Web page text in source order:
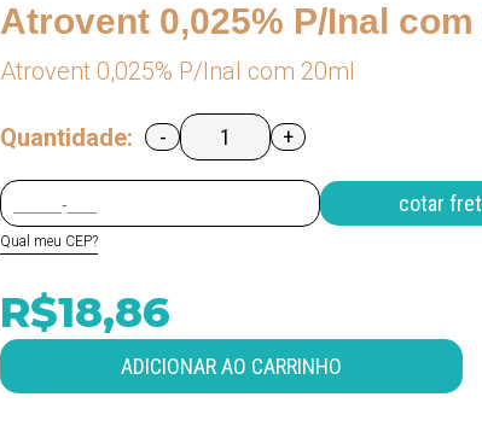
Atrovent 0,025% P/Inal com
Atrovent 0,025% P/Inal com 20ml
Quantidade: - +
Qual meu CEP?
R$18,86
ADICIONAR AO CARRINHO